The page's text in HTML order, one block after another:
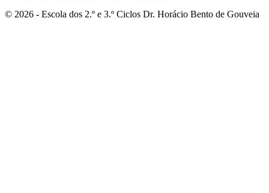
© 2026 - Escola dos 2.º e 3.º Ciclos Dr. Horácio Bento de Gouveia